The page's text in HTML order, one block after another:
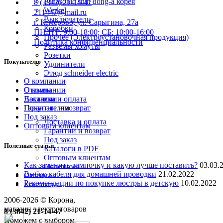
Werkel
Выключатели
Коробки
Прочее (Электроустановочная продукция)
Разъемы хомуты
Розетки
Удлинители
Этюд schneider electric
О компании
Вакансии
Покупателям
Доставка и оплата
Гарантии и возврат
Под заказ
Каталоги в PDF
Оптовым клиентам
Полезное
Отзывы
Контакты
8 (3842) 21-14-47
Поможем с выбором
8 (3842) 21-14-47
211447@mail.ru
г. Кемерово, ул. Сарыгина, 27а
ПН-ПТ: 9:00-18:00; СБ: 10:00-16:00
Политика конфиденциальности
Покупателю
О компании
Отзывы
Доставка и оплата
Гарантии и возврат
Под заказ
Оптовым клиентам
Полезные статьи
Как заменить лампочку и какую лучше поставить?
Выбор кабеля для домашней проводки 21.02.2022
Рекомендации по покупке люстры в детскую 10.02.2022
2006-2026 © Корона,
магазин электротоваров